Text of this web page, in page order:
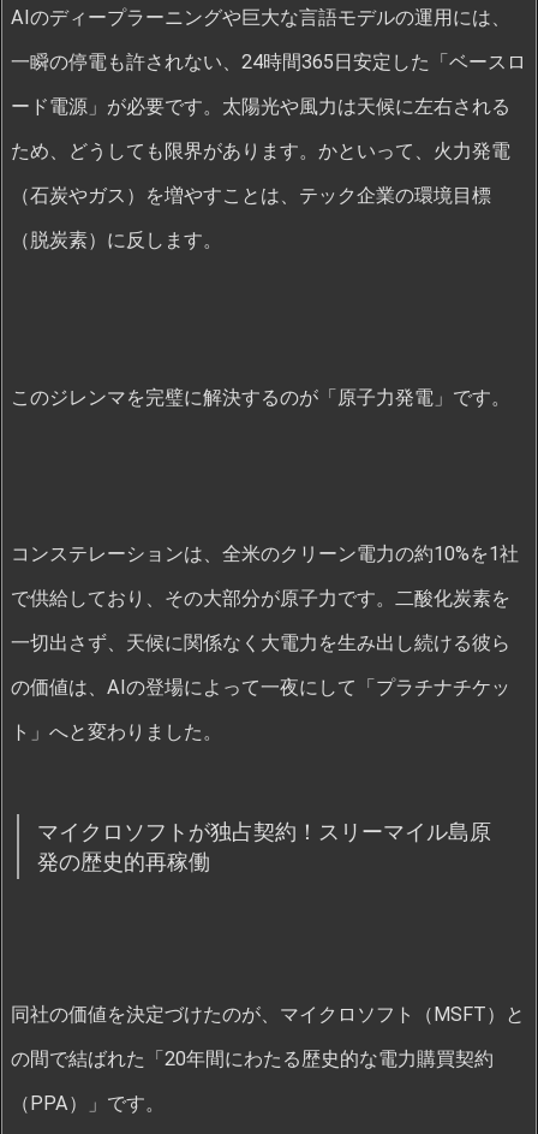
AIのディープラーニングや巨大な言語モデルの運用には、
一瞬の停電も許されない、24時間365日安定した「ベースロ
ード電源」が必要です。太陽光や風力は天候に左右される
ため、どうしても限界があります。かといって、火力発電
（石炭やガス）を増やすことは、テック企業の環境目標
（脱炭素）に反します。
このジレンマを完璧に解決するのが「原子力発電」です。
コンステレーションは、全米のクリーン電力の約10%を1社
で供給しており、その大部分が原子力です。二酸化炭素を
一切出さず、天候に関係なく大電力を生み出し続ける彼ら
の価値は、AIの登場によって一夜にして「プラチナチケッ
ト」へと変わりました。
マイクロソフトが独占契約！スリーマイル島原
発の歴史的再稼働
同社の価値を決定づけたのが、マイクロソフト（MSFT）と
の間で結ばれた「20年間にわたる歴史的な電力購買契約
（PPA）」です。